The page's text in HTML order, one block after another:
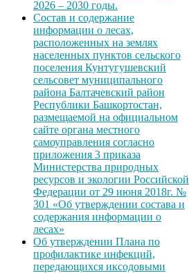
2026 – 2030 годы.
Состав и содержание
информации о лесах,
расположенных на землях
населенных пунктов сельского
поселения Кунтугушевский
сельсовет муниципального
района Балтачевский район
Республики Башкортостан,
размещаемой на официальном
сайте органа местного
самоуправления согласно
приложения 3 приказа
Министерства природных
ресурсов и экологии Российской
Федерации от 29 июня 2018г. №
301 «Об утверждении состава и
содержания информации о
лесах»
Об утверждении Плана по
профилактике инфекций,
передающихся иксодовыми